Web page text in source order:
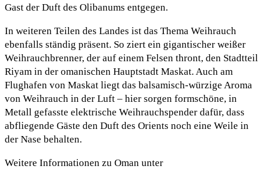
Gast der Duft des Olibanums entgegen.
In weiteren Teilen des Landes ist das Thema Weihrauch
ebenfalls ständig präsent. So ziert ein gigantischer weißer
Weihrauchbrenner, der auf einem Felsen thront, den Stadtteil
Riyam in der omanischen Hauptstadt Maskat. Auch am
Flughafen von Maskat liegt das balsamisch-würzige Aroma
von Weihrauch in der Luft – hier sorgen formschöne, in
Metall gefasste elektrische Weihrauchspender dafür, dass
abfliegende Gäste den Duft des Orients noch eine Weile in
der Nase behalten.
Weitere Informationen zu Oman unter